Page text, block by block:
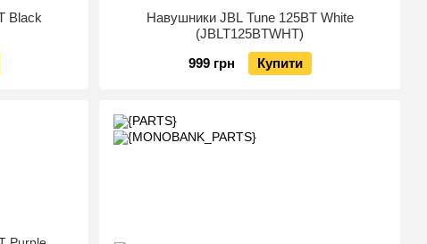
Black
Навушники JBL Tune 125BT White
(JBLT125BTWHT)
999 грн
Купити